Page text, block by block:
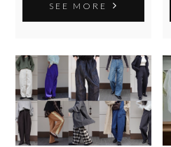
SEE MORE